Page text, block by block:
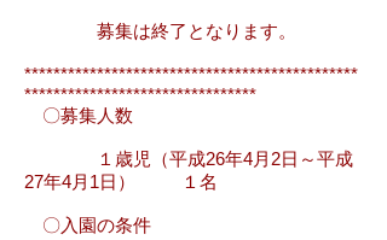
募集は終了となります。
**********************************************
********************************
〇募集人数
１歳児（平成26年4月2日～平成
27年4月1日） １名
〇入園の条件